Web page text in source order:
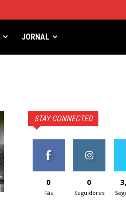
JORNAL
STAY CONNECTED
0
Fãs
0
Seguidores